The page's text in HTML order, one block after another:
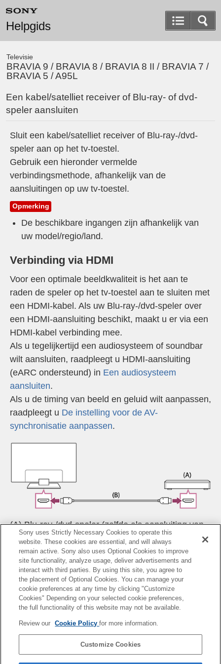
Helpgids
Televisie
BRAVIA 9 / BRAVIA 8 / BRAVIA 8 II / BRAVIA 7 /
BRAVIA 5 / A95L
Een kabel/satelliet receiver of Blu-ray- of dvd-
speler aansluiten
Sluit een kabel/satelliet receiver of Blu-ray-/dvd-
speler aan op het tv-toestel.
Gebruik een hieronder vermelde
verbindingsmethode, afhankelijk van de
aansluitingen op uw tv-toestel.
Opmerking
De beschikbare ingangen zijn afhankelijk van
uw model/regio/land.
Verbinding via HDMI
Voor een optimale beeldkwaliteit is het aan te
raden de speler op het tv-toestel aan te sluiten met
een HDMI-kabel. Als uw Blu-ray-/dvd-speler over
een HDMI-aansluiting beschikt, maakt u er via een
HDMI-kabel verbinding mee.
Als u tegelijkertijd een audiosysteem of soundbar
wilt aansluiten, raadpleegt u HDMI-aansluiting
(eARC ondersteund) in Een audiosysteem
aansluiten.
Als u de timing van beeld en geluid wilt aanpassen,
raadpleegt u De instelling voor de AV-
synchronisatie aanpassen.
(A) Blu-ray-/dvd-speler (zelfde als aansluiting van
een kabel/satelliet receiver)
(B) HDMI-kabel (niet bijgeleverd)*
Gebruik een geautoriseerdePremium high speed
HDMI™‐kabel(s) met het HDMI-logo.
Verwant onderwerp
Blu-rays en dvd's bekijken
Sony uses Strictly Necessary Cookies to operate this
website. These cookies are essential, and will always
remain active. Sony also uses Optional Cookies to improve
site functionality, analyze usage, deliver advertisements and
interact with third parties. By using this site, you agree to
the placement of Optional Cookies. You can manage your
cookie preferences at any time by clicking "Customize
Cookies" Depending on your selected cookie preferences,
the full functionality of this website may not be available.
Review our Cookie Policyfor more information.
Customize Cookies